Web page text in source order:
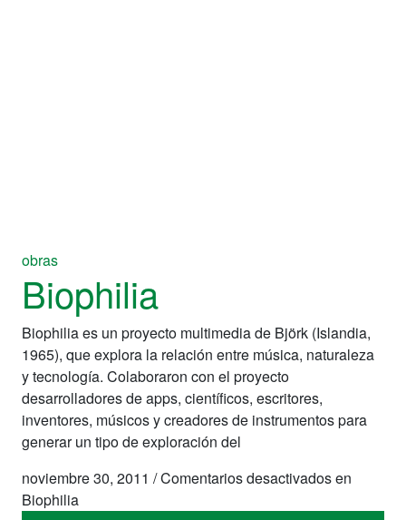
obras
Biophilia
Biophilia es un proyecto multimedia de Björk (Islandia,
1965), que explora la relación entre música, naturaleza
y tecnología. Colaboraron con el proyecto
desarrolladores de apps, científicos, escritores,
inventores, músicos y creadores de instrumentos para
generar un tipo de exploración del
noviembre 30, 2011 /Comentarios desactivadosen
Biophilia